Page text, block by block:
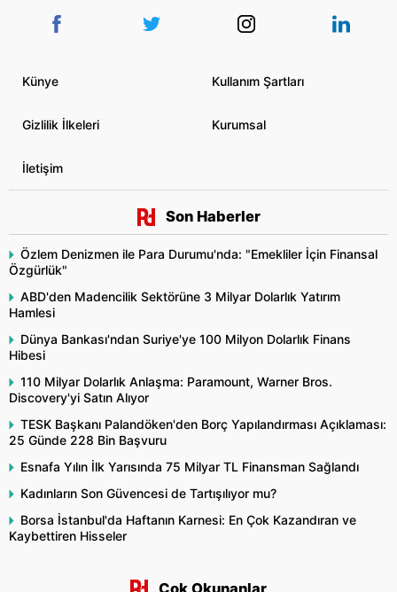
Künye Kullanım Şartları
Gizlilik İlkeleri Kurumsal
İletişim
Son Haberler
Özlem Denizmen ile Para Durumu'nda: "Emekliler İçin Finansal
Özgürlük"
ABD'den Madencilik Sektörüne 3 Milyar Dolarlık Yatırım
Hamlesi
Dünya Bankası'ndan Suriye'ye 100 Milyon Dolarlık Finans
Hibesi
110 Milyar Dolarlık Anlaşma: Paramount, Warner Bros.
Discovery'yi Satın Alıyor
TESK Başkanı Palandöken'den Borç Yapılandırması Açıklaması:
25 Günde 228 Bin Başvuru
Esnafa Yılın İlk Yarısında 75 Milyar TL Finansman Sağlandı
Kadınların Son Güvencesi de Tartışılıyor mu?
Borsa İstanbul'da Haftanın Karnesi: En Çok Kazandıran ve
Kaybettiren Hisseler
Çok Okunanlar